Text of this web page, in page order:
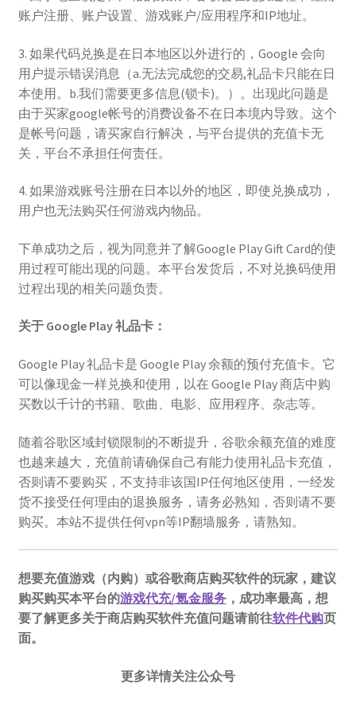
账户注册、账户设置、游戏账户/应用程序和IP地址。
3. 如果代码兑换是在日本地区以外进行的，Google 会向
用户提示错误消息（a.无法完成您的交易,礼品卡只能在日
本使用。b.我们需要更多信息(锁卡)。）。出现此问题是
由于买家google帐号的消费设备不在日本境内导致。这个
是帐号问题，请买家自行解决，与平台提供的充值卡无
关，平台不承担任何责任。
4. 如果游戏账号注册在日本以外的地区，即使兑换成功，
用户也无法购买任何游戏内物品。
下单成功之后，视为同意并了解Google Play Gift Card的使
用过程可能出现的问题。本平台发货后，不对兑换码使用
过程出现的相关问题负责。
关于 Google Play 礼品卡：
Google Play 礼品卡是 Google Play 余额的预付充值卡。它
可以像现金一样兑换和使用，以在 Google Play 商店中购
买数以千计的书籍、歌曲、电影、应用程序、杂志等。
随着谷歌区域封锁限制的不断提升，谷歌余额充值的难度
也越来越大，充值前请确保自己有能力使用礼品卡充值，
否则请不要购买，不支持非该国IP任何地区使用，一经发
货不接受任何理由的退换服务，请务必熟知，否则请不要
购买。本站不提供任何vpn等IP翻墙服务，请熟知。
想要充值游戏（内购）或谷歌商店购买软件的玩家，建议
购买购买本平台的游戏代充/氪金服务，成功率最高，想
要了解更多关于商店购买软件充值问题请前往软件代购页
面。
更多详情关注公众号